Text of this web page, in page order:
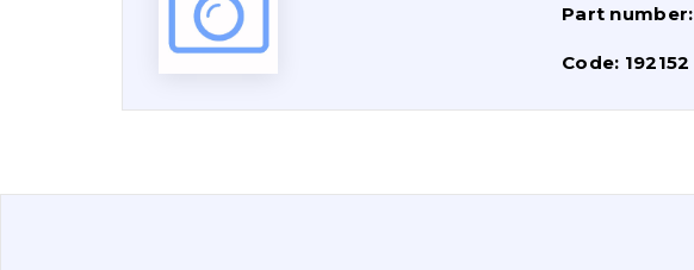
Part number:
Code: 192152